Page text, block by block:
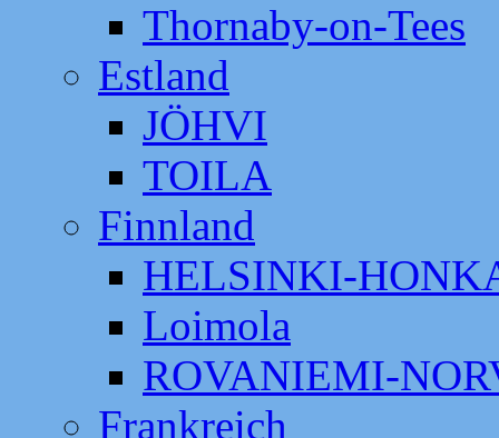
Thornaby-on-Tees
Estland
JÖHVI
TOILA
Finnland
HELSINKI-
Loimola
ROVANIEMI-
Frankreich